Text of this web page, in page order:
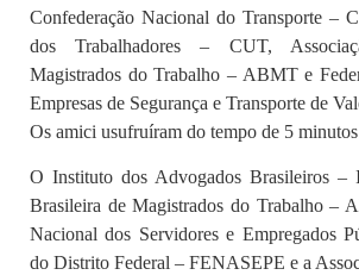
Confederação Nacional do Transporte –
dos Trabalhadores – CUT,
Magistrados do Trabalho – ABMT e
Empresas de Segurança e Transporte de
Os amici usufruíram do tempo de 5 minutos
O Instituto dos Advogados Brasileiros –
Brasileira de Magistrados do Trabalho –
Nacional dos Servidores e Empregados
do Distrito Federal – FENASEPE e a